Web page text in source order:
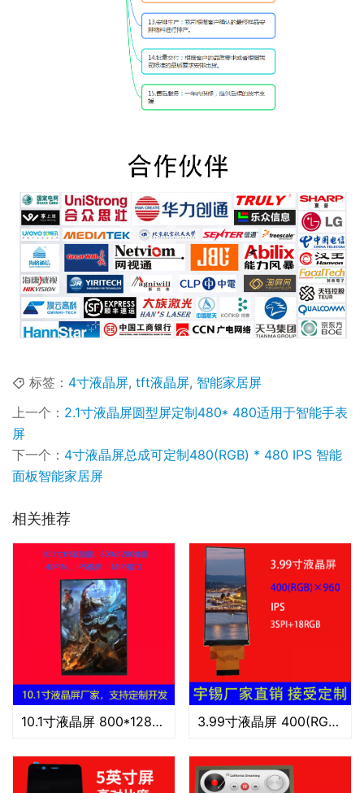
标签： 4寸液晶屏, tft液晶屏, 智能家居屏
上一个： 2.1寸液晶屏圆型屏定制480* 480适用于智能手表
屏
下一个： 4寸液晶屏总成可定制480(RGB) * 480 IPS 智能
面板智能家居屏
相关推荐
10.1寸液晶屏 800*1280像素40PIN IPS竖屏MIPI不带power 3.99寸液晶屏 400(RGB)×960 长条屏 可定制 数码工控工业显示屏